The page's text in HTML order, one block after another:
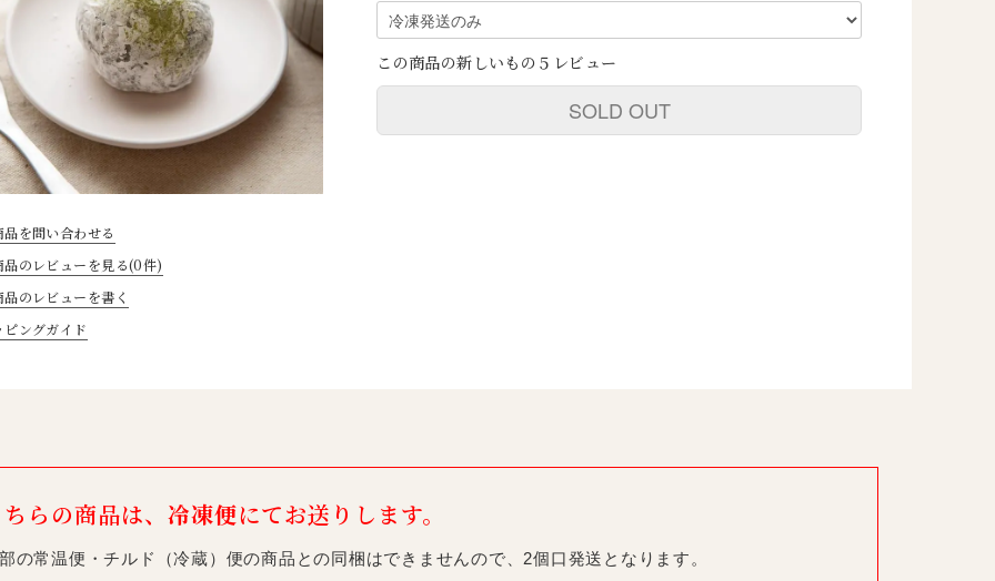
品を問い合わせる
品のレビューを見る(0件)
のレビューを書く
ピングガイド
この商品の新しいもの５レビュー
SOLD OUT
らの商品は、 冷凍便にてお送りします。
の常温便・チルド（冷蔵）便の商品との同梱はできませんので、2個口発送となります。